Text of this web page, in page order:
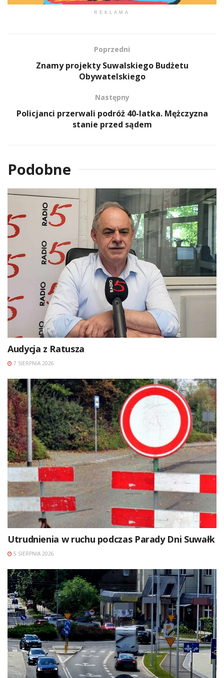
REKLAMA
Poprzedni
Znamy projekty Suwalskiego Budżetu
Obywatelskiego
Następny
Policjanci przerwali podróż 40-latka. Mężczyzna
stanie przed sądem
Podobne
Audycja z Ratusza
7 SIERPNIA 2026
Utrudnienia w ruchu podczas Parady Dni Suwałk
5 SIERPNIA 2026